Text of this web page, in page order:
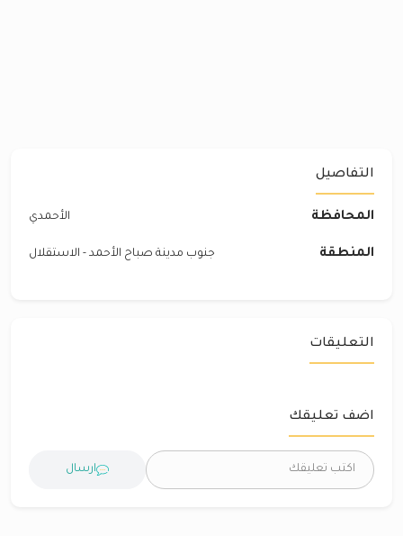
التفاصيل
المحافظة الأحمدي
المنطقة جنوب مدينة صباح الأحمد - الاستقلال
التعليقات
اضف تعليقك
ارسال